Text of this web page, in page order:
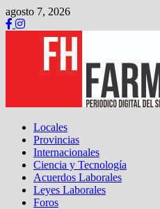
Saltar
al
contenido
agosto 7, 2026
Locales
Provincias
Internacionales
Ciencia y Tecnología
Acuerdos Laborales
Leyes Laborales
Foros